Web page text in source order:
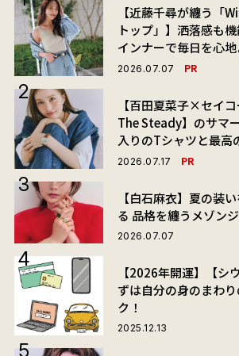
【近藤千尋が纏う「
トップ」】洒落感も
インナーで毎日を心地
2026.07.07 PR
【百田夏菜子×セイ
The Steady】のサマ
入りのTシャツと最高
2026.07.17 PR
【白石麻衣】夏の装
る 品格を纏うメゾン
2026.07.07
【2026年開運】【シ
ずは自分の身のまわ
ク！
2025.12.13